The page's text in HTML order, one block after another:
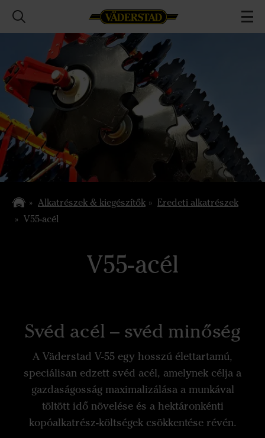
Alkatrészek & kiegészítők
Eredeti alkatrészek
V55-acél
V55-acél
Svéd acél – svéd minőség
A Väderstad V-55 egy hosszú élettartamú,
speciálisan edzett svéd acél, amelynek célja a
gazdaságosság maximalizálása a munkával
töltött idő növelése és a hektáronkénti
kopóalkatrész-költségek csökkentése révén.